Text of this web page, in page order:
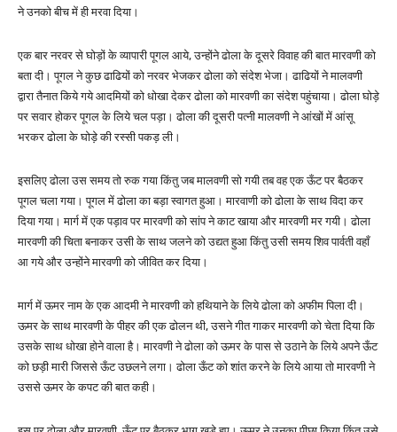
ने उनको बीच में ही मरवा दिया।
एक बार नरवर से घोड़ों के व्यापारी पूगल आये, उन्होंने ढोला के दूसरे विवाह की बात मारवणी को
बता दी। पूगल ने कुछ ढाढियों को नरवर भेजकर ढोला को संदेश भेजा। ढाढियों ने मालवणी
द्वारा तैनात किये गये आदमियों को धोखा देकर ढोला को मारवणी का संदेश पहुंचाया। ढोला घोड़े
पर सवार होकर पूगल के लिये चल पड़ा। ढोला की दूसरी पत्नी मालवणी ने आंखों में आंसू
भरकर ढोला के घोड़े की रस्सी पकड़ ली।
इसलिए ढोला उस समय तो रुक गया किंतु जब मालवणी सो गयी तब वह एक ऊँट पर बैठकर
पूगल चला गया। पूगल में ढोला का बड़ा स्वागत हुआ। मारवाणी को ढोला के साथ विदा कर
दिया गया। मार्ग में एक पड़ाव पर मारवणी को सांप ने काट खाया और मारवणी मर गयी। ढोला
मारवणी की चिता बनाकर उसी के साथ जलने को उद्यत हुआ किंतु उसी समय शिव पार्वती वहाँ
आ गये और उन्होंने मारवणी को जीवित कर दिया।
मार्ग में ऊमर नाम के एक आदमी ने मारवणी को हथियाने के लिये ढोला को अफीम पिला दी।
ऊमर के साथ मारवणी के पीहर की एक ढोलन थी, उसने गीत गाकर मारवणी को चेता दिया कि
उसके साथ धोखा होने वाला है। मारवणी ने ढोला को ऊमर के पास से उठाने के लिये अपने ऊँट
को छड़ी मारी जिससे ऊँट उछलने लगा। ढोला ऊँट को शांत करने के लिये आया तो मारवणी ने
उससे ऊमर के कपट की बात कही।